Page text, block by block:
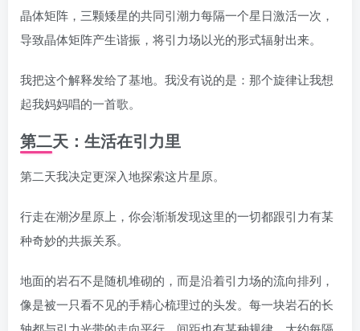
晶体矩阵，三颗矮星的共同引潮力每隔一个星日激活一次，
导致晶体矩阵产生谐振，将引力场以光的形式辐射出来。
我把这个解释发给了基地。我没有说的是：那个旋律让我想
起我妈妈唱的一首歌。
第二天：生活在引力里
第二天我决定更深入地探索这片星原。
行走在潮汐星原上，你会渐渐发现这里的一切都跟引力有某
种奇妙的共振关系。
地面的岩石不是随机堆砌的，而是沿着引力场的流向排列，
像是被一只看不见的手精心梳理过的头发。每一块岩石的长